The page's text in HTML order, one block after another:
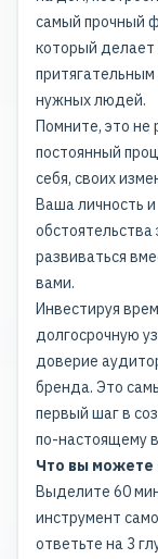
самый прочный
который
притягательным
нужных людей.
Помните, это не
постоянный
себя, своих
Ваша личность и
развиваться
вами.
Инвестируя
долгосрочную
доверие
бренда. Это
первый шаг в
по-настоящему
Что вы можете
Выделите 60
инструмент
ответьте на 3